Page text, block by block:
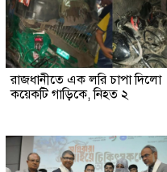
রাজধানীতে এক লরি চাপা দিলো
কয়েকটি গাড়িকে, নিহত ২